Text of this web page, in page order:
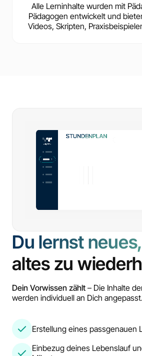
Alle Lerninhalte wurden mit
Pädagogen entwickelt und
Videos, Skripten,
Du lernst neues,
altes zu
Dein Vorwissen zählt – Die Inhalte
werden individuell an Dich angepasst.
Erstellung eines passgenauen
Einbezug deines Lebenslauf